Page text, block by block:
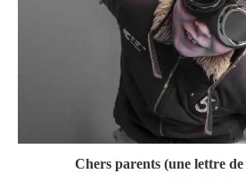
Chers parents (une lettre